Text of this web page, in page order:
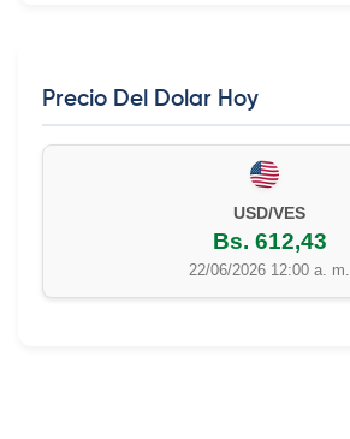
Precio Del Dolar Hoy
EUR/VES
Bs. 702,42
22/06/2026 12:00 a. m.